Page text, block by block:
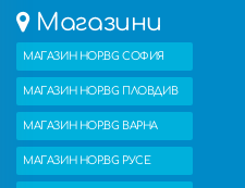
други.Също така можете
продукти с безплатна
магазина.
Магазини
МАГАЗИН HOP.BG СОФИЯ
МАГАЗИН HOP.BG ПЛОВДИВ
МАГАЗИН HOP.BG ВАРНА
МАГАЗИН HOP.BG РУСЕ